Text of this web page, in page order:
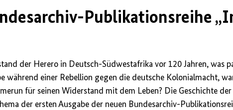
Publikationsreihe
der Herero in Deutsch-Südwestafrika vor 120 Jahren, was
während einer Rebellion gegen die deutsche Kolonialmacht,
für seinen Widerstand mit dem Leben? Die Geschichte
der ersten Ausgabe der neuen Bundesarchiv-